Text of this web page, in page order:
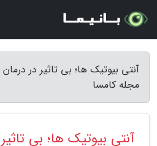
آنتی بیوتیک ها؛ بی تاثیر در
مجله کامسا
آنتی بیوتیک ها؛ بی تاثیر